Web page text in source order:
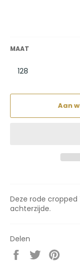
MAAT
Aan
Deze rode
achterzijde.
Delen
Delen
op
Twitteren
op